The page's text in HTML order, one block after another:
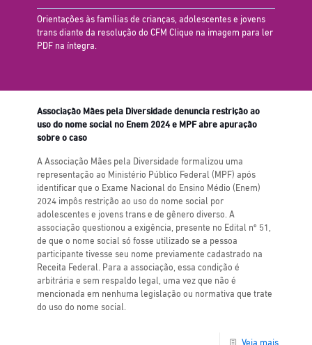
Orientações às famílias de crianças, adolescentes e jovens
trans diante da resolução do CFM Clique na imagem para ler
PDF na íntegra.
Associação Mães pela Diversidade denuncia restrição ao
uso do nome social no Enem 2024 e MPF abre apuração
sobre o caso
A Associação Mães pela Diversidade formalizou uma
representação ao Ministério Público Federal (MPF) após
identificar que o Exame Nacional do Ensino Médio (Enem)
2024 impôs restrição ao uso do nome social por
adolescentes e jovens trans e de gênero diverso. A
associação questionou a exigência, presente no Edital nº 51,
de que o nome social só fosse utilizado se a pessoa
participante tivesse seu nome previamente cadastrado na
Receita Federal. Para a associação, essa condição é
arbitrária e sem respaldo legal, uma vez que não é
mencionada em nenhuma legislação ou normativa que trate
do uso do nome social.
Veja mais